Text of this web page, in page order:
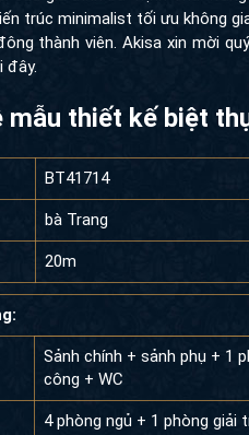
trúc minimalist tối ưu không
thành viên. Akisa xin mời
đây.
mẫu thiết kế biệt
BT41714
bà Trang
20m
Sảnh chính + sảnh phụ + 1
công + WC
4 phòng ngủ + 1 phòng giải